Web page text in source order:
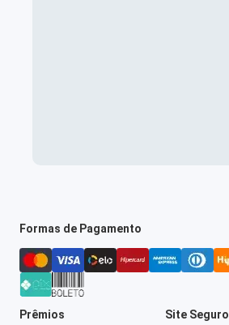
Formas de Pagamento
Prêmios Site Seguro